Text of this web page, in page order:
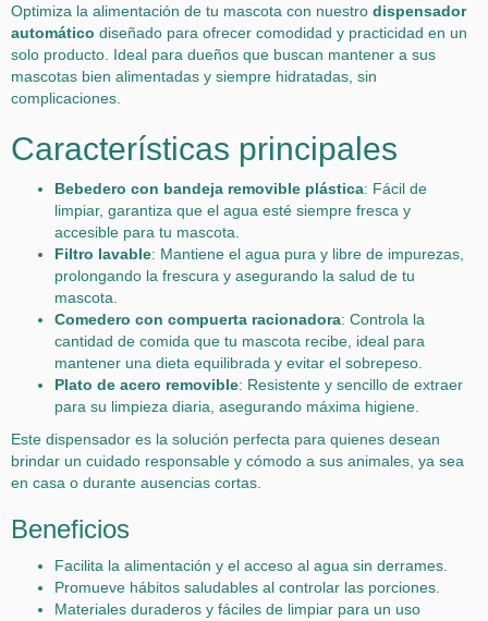
Optimiza la alimentación de tu mascota con nuestro dispensador
automático diseñado para ofrecer comodidad y practicidad en un
solo producto. Ideal para dueños que buscan mantener a sus
mascotas bien alimentadas y siempre hidratadas, sin
complicaciones.
Características principales
Bebedero con bandeja removible plástica: Fácil de
limpiar, garantiza que el agua esté siempre fresca y
accesible para tu mascota.
Filtro lavable: Mantiene el agua pura y libre de impurezas,
prolongando la frescura y asegurando la salud de tu
mascota.
Comedero con compuerta racionadora: Controla la
cantidad de comida que tu mascota recibe, ideal para
mantener una dieta equilibrada y evitar el sobrepeso.
Plato de acero removible: Resistente y sencillo de extraer
para su limpieza diaria, asegurando máxima higiene.
Este dispensador es la solución perfecta para quienes desean
brindar un cuidado responsable y cómodo a sus animales, ya sea
en casa o durante ausencias cortas.
Beneficios
Facilita la alimentación y el acceso al agua sin derrames.
Promueve hábitos saludables al controlar las porciones.
Materiales duraderos y fáciles de limpiar para un uso